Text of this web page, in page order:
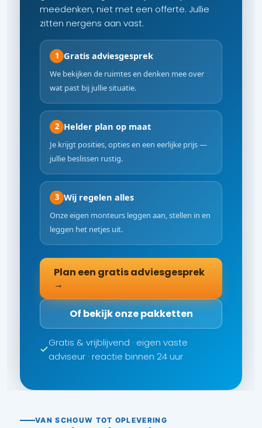
meedenken, niet met een offerte. Jullie
zitten nergens aan vast.
1 Gratis adviesgesprek
We bekijken de ruimtes en denken mee over
wat past bij jullie situatie.
2 Helder plan op maat
Je krijgt posities, opties en een eerlijke prijs —
jullie beslissen rustig.
3 Wij regelen alles
Onze eigen monteurs leggen aan, stellen in en
leggen het netjes uit.
Plan een gratis adviesgesprek
→
Of bekijk onze pakketten
Gratis & vrijblijvend · eigen vaste
adviseur · reactie binnen 24 uur
VAN SCHOUW TOT OPLEVERING